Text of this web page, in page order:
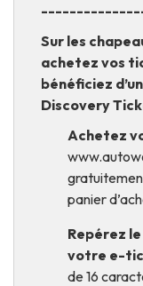
Sur les
achetez vos
bénéficiez
Discovery
Achetez
panier
Repérez
votre e-
de 16